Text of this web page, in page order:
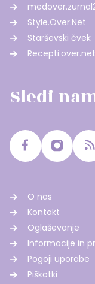
Style.Over.Net
Starševski čvek
Recepti.over.net
Sledi
O nas
Kontakt
Oglaševanje
Informacije in
Pogoji uporabe
Piškotki